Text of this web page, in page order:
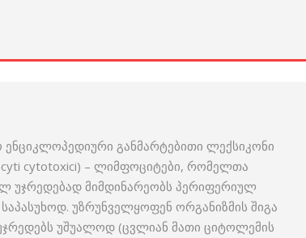
განმარტებითი ლექსიკონი
cytotoxici) – ლიმფოციტები, რომელთა
მიმდინარეობს პერიფერიულ
უზრუნველყოფენ ორგანიზ­მის შიგა
უშუალოდ (ცვლიან მათი ციტოლემის